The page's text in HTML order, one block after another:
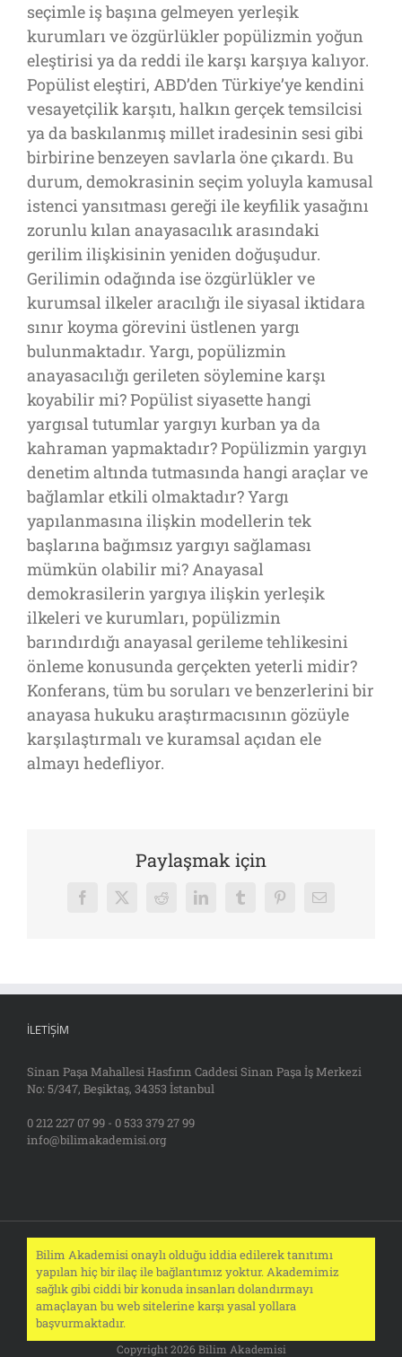
seçimle iş başına gelmeyen yerleşik
kurumları ve özgürlükler popülizmin yoğun
eleştirisi ya da reddi ile karşı karşıya kalıyor.
Popülist eleştiri, ABD’den Türkiye’ye kendini
vesayetçilik karşıtı, halkın gerçek temsilcisi
ya da baskılanmış millet iradesinin sesi gibi
birbirine benzeyen savlarla öne çıkardı. Bu
durum, demokrasinin seçim yoluyla kamusal
istenci yansıtması gereği ile keyfilik yasağını
zorunlu kılan anayasacılık arasındaki
gerilim ilişkisinin yeniden doğuşudur.
Gerilimin odağında ise özgürlükler ve
kurumsal ilkeler aracılığı ile siyasal iktidara
sınır koyma görevini üstlenen yargı
bulunmaktadır. Yargı, popülizmin
anayasacılığı gerileten söylemine karşı
koyabilir mi? Popülist siyasette hangi
yargısal tutumlar yargıyı kurban ya da
kahraman yapmaktadır? Popülizmin yargıyı
denetim altında tutmasında hangi araçlar ve
bağlamlar etkili olmaktadır? Yargı
yapılanmasına ilişkin modellerin tek
başlarına bağımsız yargıyı sağlaması
mümkün olabilir mi? Anayasal
demokrasilerin yargıya ilişkin yerleşik
ilkeleri ve kurumları, popülizmin
barındırdığı anayasal gerileme tehlikesini
önleme konusunda gerçekten yeterli midir?
Konferans, tüm bu soruları ve benzerlerini bir
anayasa hukuku araştırmacısının gözüyle
karşılaştırmalı ve kuramsal açıdan ele
almayı hedefliyor.
Paylaşmak için
Facebook
X Reddit LinkedInTumblrPinterest
E-
İLETIŞIM
Sinan Paşa Mahallesi Hasfırın Caddesi Sinan Paşa İş Merkezi
No: 5/347, Beşiktaş, 34353 İstanbul
0 212 227 07 99 - 0 533 379 27 99
info@bilimakademisi.org
Bilim Akademisi onaylı olduğu iddia edilerek tanıtımı
yapılan hiç bir ilaç ile bağlantımız yoktur. Akademimiz
sağlık gibi ciddi bir konuda insanları dolandırmayı
amaçlayan bu web sitelerine karşı yasal yollara
başvurmaktadır.
Copyright 2026 Bilim Akademisi